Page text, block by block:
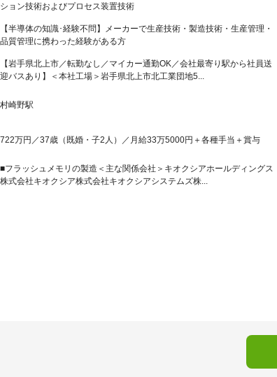
ション技術およびプロセス装置技術
【半導体の知識･経験不問】メーカーで生産技術・製造技術・生産管理・
品質管理に携わった経験がある方
【岩手県北上市／転勤なし／マイカー通勤OK／会社最寄り駅から社員送
迎バスあり】＜本社工場＞岩手県北上市北工業団地5...
村崎野駅
722万円／37歳（既婚・子2人）／月給33万5000円＋各種手当＋賞与
■フラッシュメモリの製造＜主な関係会社＞キオクシアホールディングス
株式会社キオクシア株式会社キオクシアシステムズ株...